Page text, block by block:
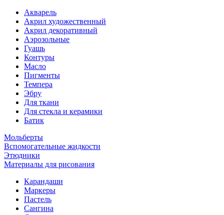
Акварель
Акрил художественный
Акрил декоративный
Аэрозольные
Гуашь
Контуры
Масло
Пигменты
Темпера
Эбру
Для ткани
Для стекла и керамики
Батик
Мольберты
Вспомогательные жидкости
Этюдники
Материалы для рисования
Карандаши
Маркеры
Пастель
Сангина